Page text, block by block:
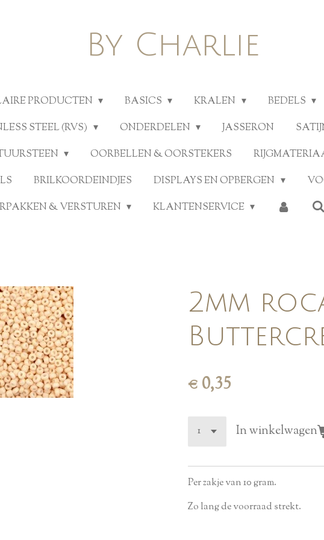
By Charlie
PRODUCTEN BASICS KRALEN BEDELS
STEEL (RVS) ONDERDELEN JASSERON
OORBELLEN & OORSTEKERS
BRILKOORDEINDJES DISPLAYS EN OPBERGEN
& VERSTUREN
KLANTENSERVICE
2mm
€ 0,35
In winkelwagen
Per zakje van 10 gram.
Zo lang de voorraad strekt.